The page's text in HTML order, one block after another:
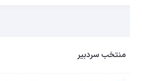
منتخب سردبیر